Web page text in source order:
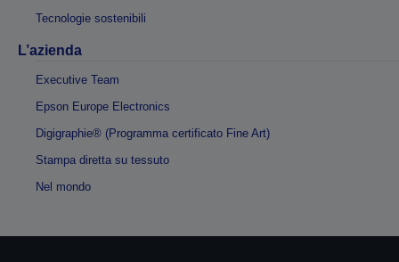
Tecnologie sostenibili
L’azienda
Executive Team
Epson Europe Electronics
Digigraphie® (Programma certificato Fine Art)
Stampa diretta su tessuto
Nel mondo